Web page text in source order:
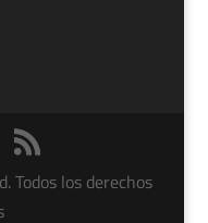
Todos los derechos